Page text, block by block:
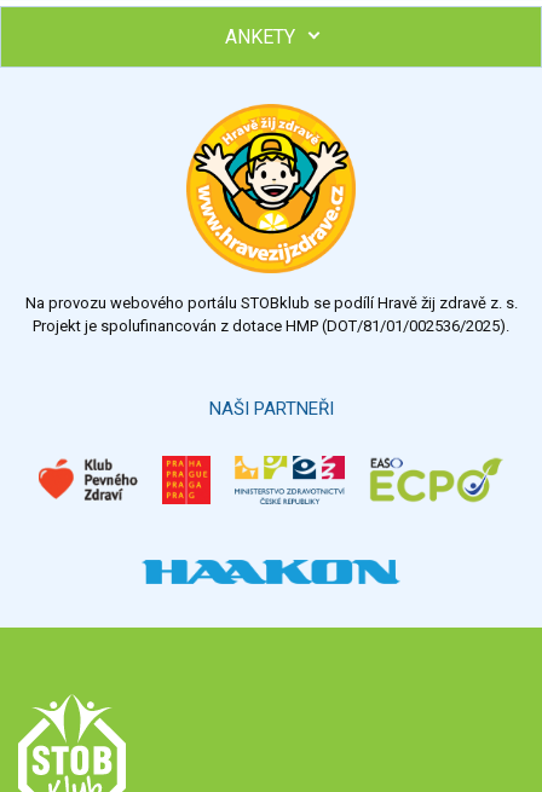
Hubněte s podporou lektorky a skupiny v kurzech STOBu
Chcete poradit s hubnutím? Najděte si odborníka STOBu ve
ANKETY
Výsledky Všechny ankety
Na provozu webového portálu STOBklub se podílí Hravě žij zdravě z. s.
Projekt je spolufinancován z dotace HMP (DOT/81/01/002536/2025).
NAŠI PARTNEŘI